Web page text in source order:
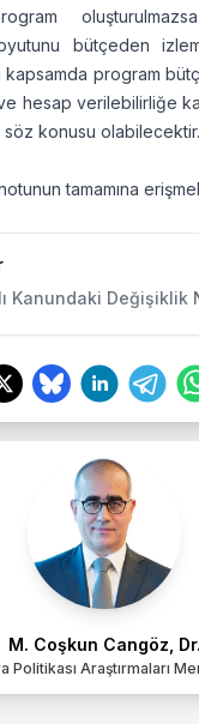
M. Coşkun Cangöz, Dr.
Politikası Araştırmaları
bütçeden
kapsamda program
hesap verilebilirliğe
konusu olabilecektir.
tamamına
Kanundaki Değişiklik